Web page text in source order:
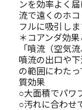
ンを効率よく
流で遠くのホ
フルに吸引しま
＊コアンダ効果
「噴流（空気
噴流の出口や
の範囲にわた
質効果
○大面積でパワ
○汚れに合わせ